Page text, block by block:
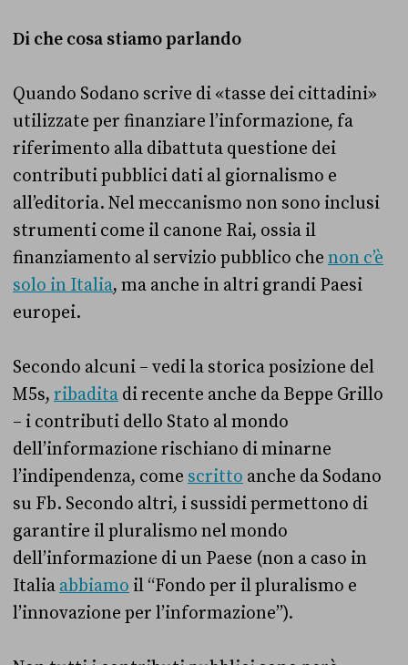
Di che cosa stiamo parlando
Quando Sodano scrive di «tasse dei cittadini»
utilizzate per finanziare l’informazione, fa
riferimento alla dibattuta questione dei
contributi pubblici dati al giornalismo e
all’editoria. Nel meccanismo non sono inclusi
strumenti come il canone Rai, ossia il
finanziamento al servizio pubblico che non c’è
solo in Italia, ma anche in altri grandi Paesi
europei.
Secondo alcuni – vedi la storica posizione del
M5s, ribadita di recente anche da Beppe Grillo
– i contributi dello Stato al mondo
dell’informazione rischiano di minarne
l’indipendenza, come scritto anche da Sodano
su Fb. Secondo altri, i sussidi permettono di
garantire il pluralismo nel mondo
dell’informazione di un Paese (non a caso in
Italia abbiamo il “Fondo per il pluralismo e
l’innovazione per l’informazione”).